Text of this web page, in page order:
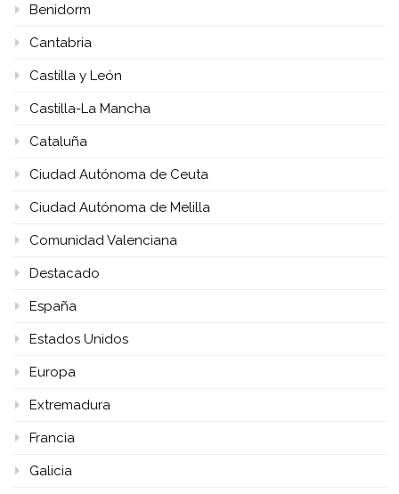
Benidorm
Cantabria
Castilla y León
Castilla-La Mancha
Cataluña
Ciudad Autónoma de Ceuta
Ciudad Autónoma de Melilla
Comunidad Valenciana
Destacado
España
Estados Unidos
Europa
Extremadura
Francia
Galicia